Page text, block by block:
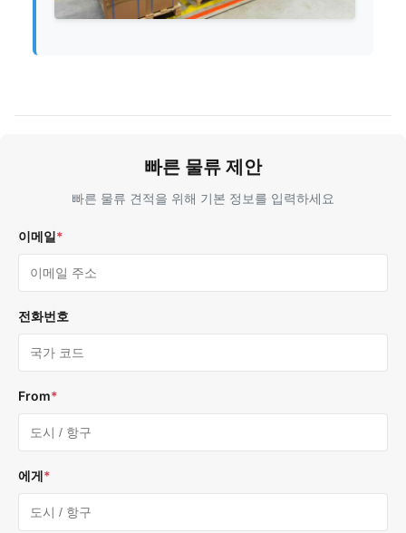
빠른 물류 제안
빠른 물류 견적을 위해 기본 정보를 입력하세요
이메일*
전화번호
From*
에게*